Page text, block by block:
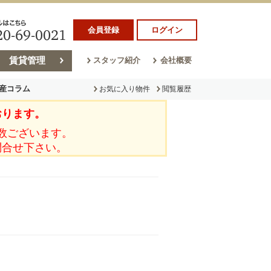
会員登録 ログイン
賃貸管理 スタッフ紹介 会社概要
コラム
ム
お気に入り物件 閲覧履歴
ます。
ざいます。
せ下さい。